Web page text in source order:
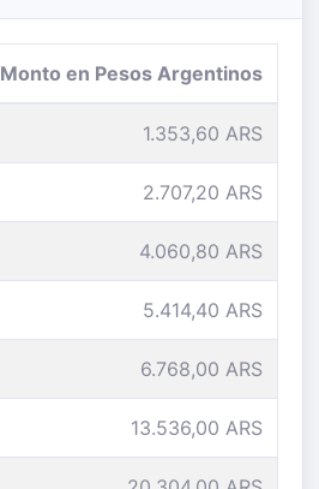
Monto en Pesos Argentinos
1.353,60 ARS
2.707,20 ARS
4.060,80 ARS
5.414,40 ARS
6.768,00 ARS
13.536,00 ARS